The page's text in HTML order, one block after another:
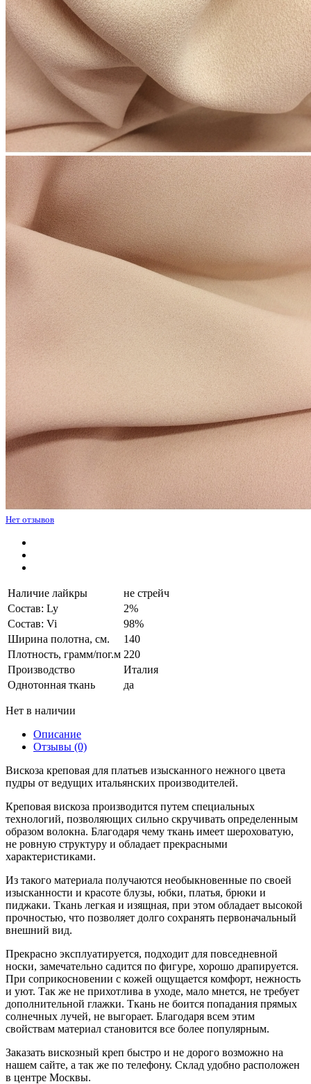
Нет отзывов
Наличие лайкры
не стрейч
Состав: Ly
2%
Состав: Vi
98%
Ширина полотна, см.
140
Плотность, грамм/пог.м 220
Производство
Италия
Однотонная ткань
да
Нет в наличии
Описание
Отзывы (0)
Вискоза креповая для платьев изысканного нежного цвета
пудры от ведущих итальянских производителей.
Креповая вискоза производится путем специальных
технологий, позволяющих сильно скручивать определенным
образом волокна. Благодаря чему ткань имеет шероховатую,
не ровную структуру и обладает прекрасными
характеристиками.
Из такого материала получаются необыкновенные по своей
изысканности и красоте блузы, юбки, платья, брюки и
пиджаки. Ткань легкая и изящная, при этом обладает высокой
прочностью, что позволяет долго сохранять первоначальный
внешний вид.
Прекрасно эксплуатируется, подходит для повседневной
носки, замечательно садится по фигуре, хорошо драпируется.
При соприкосновении c кожей ощущается комфорт, нежность
и уют. Так же не прихотлива в уходе, мало мнется, не требует
дополнительной глажки. Ткань не боится попадания прямых
солнечных лучей, не выгорает. Благодаря всем этим
свойствам материал становится все более популярным.
Заказать вискозный креп быстро и не дорого возможно на
нашем сайте, а так же по телефону. Склад удобно расположен
в центре Москвы.